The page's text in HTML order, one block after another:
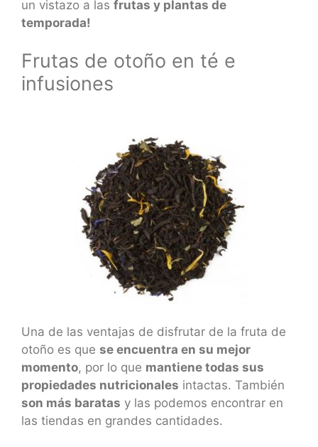
un vistazo a las frutas y plantas de
temporada!
Frutas de otoño en té e
infusiones
Una de las ventajas de disfrutar de la fruta de
otoño es que se encuentra en su mejor
momento, por lo que mantiene todas sus
propiedades nutricionales intactas. También
son más baratas y las podemos encontrar en
las tiendas en grandes cantidades.